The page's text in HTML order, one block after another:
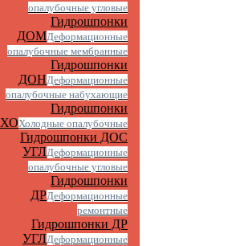
опалубочные угловые
Гидрошпонки
ДОМДеформационные
опалубочные мембранные
Гидрошпонки
ДОНДеформационные
опалубочные набухающие
Гидрошпонки
ХОХолодные опалубочные
Гидрошпонки ДОС
УГЛДеформационные
опалубочные угловые
Гидрошпонки
ДРДеформационные
ремонтные
Гидрошпонки ДР
УГЛДеформационные